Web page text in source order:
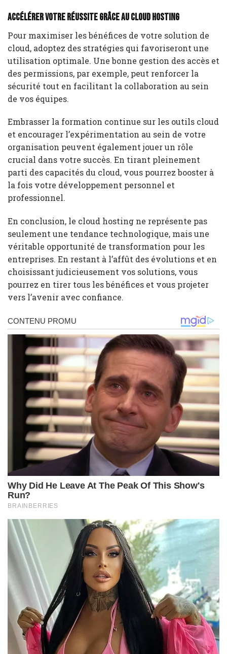
Accélérer votre réussite grâce au cloud hosting
Pour maximiser les bénéfices de votre solution de
cloud, adoptez des stratégies qui favoriseront une
utilisation optimale. Une bonne gestion des accès et
des permissions, par exemple, peut renforcer la
sécurité tout en facilitant la collaboration au sein
de vos équipes.
Embrasser la formation continue sur les outils cloud
et encourager l’expérimentation au sein de votre
organisation peuvent également jouer un rôle
crucial dans votre succès. En tirant pleinement
parti des capacités du cloud, vous pourrez booster à
la fois votre développement personnel et
professionnel.
En conclusion, le cloud hosting ne représente pas
seulement une tendance technologique, mais une
véritable opportunité de transformation pour les
entreprises. En restant à l’affût des évolutions et en
choisissant judicieusement vos solutions, vous
pourrez en tirer tous les bénéfices et vous projeter
vers l’avenir avec confiance.